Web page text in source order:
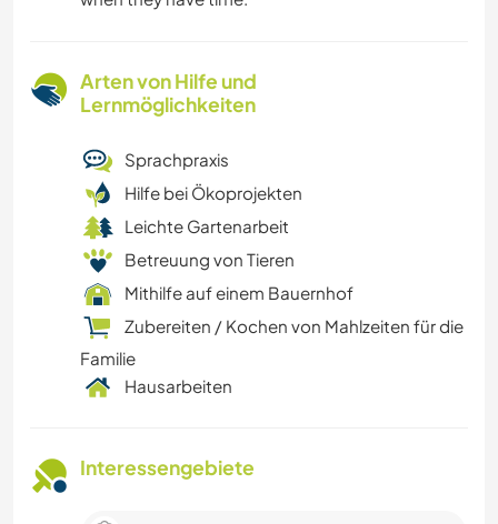
Arten von Hilfe und
Lernmöglichkeiten
Sprachpraxis
Hilfe bei Ökoprojekten
Leichte Gartenarbeit
Betreuung von Tieren
Mithilfe auf einem Bauernhof
Zubereiten / Kochen von Mahlzeiten für die
Familie
Hausarbeiten
Interessengebiete